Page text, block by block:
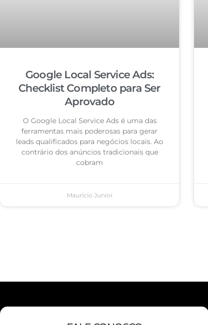
Google Local Service Ads:
Checklist Completo para Ser
Aprovado
O Google Local Service Ads é uma das
ferramentas mais poderosas para gerar
leads qualificados para negócios locais. Ao
contrário dos anúncios tradicionais que
cobram
Mauricio Junior